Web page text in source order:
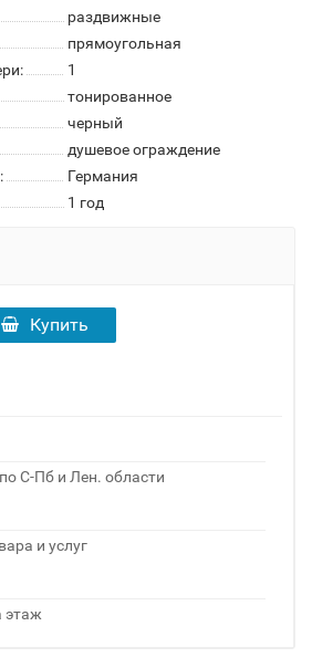
раздвижные
прямоугольная
1
тонированное
черный
душевое ограждение
Германия
1 год
Купить
С-Пб и Лен. области
и услуг
этаж